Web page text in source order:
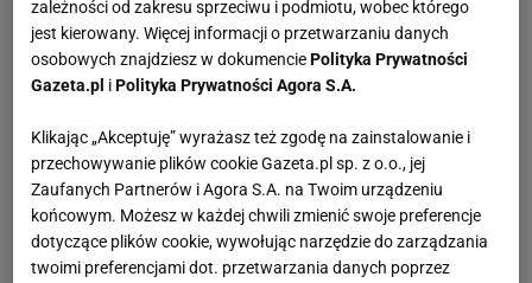
zależności od zakresu sprzeciwu i podmiotu, wobec którego
jest kierowany. Więcej informacji o przetwarzaniu danych
osobowych znajdziesz w dokumenciePolityka Prywatności
Gazeta.pl iPolityka Prywatności Agora S.A.
Klikając „Akceptuję” wyrażasz też zgodę na zainstalowanie i
przechowywanie plików cookie Gazeta.pl sp. z o.o., jej
Zaufanych Partnerów i Agora S.A. na Twoim urządzeniu
końcowym. Możesz w każdej chwili zmienić swoje preferencje
dotyczące plików cookie, wywołując narzędzie do zarządzania
twoimi preferencjami dot. przetwarzania danych poprzez